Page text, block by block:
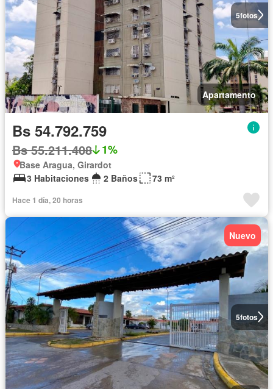
5fotos
Apartamento
Bs 54.792.759
Bs 55.211.408 1%
Base Aragua, Girardot
3 Habitaciones
2 Baños 73 m²
Hace 1 día, 20 horas
5fotos
Nuevo